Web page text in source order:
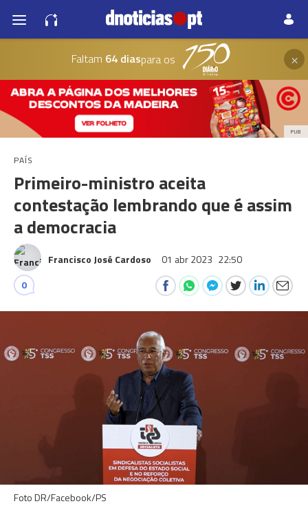
Faltam 64 diaspara os ×
PUB
PAÍS
Primeiro-ministro aceita
contestação lembrando que é assim
a democracia
Francisco José Cardoso 01 abr 2023 22:50
0
Foto DR/Facebook/PS